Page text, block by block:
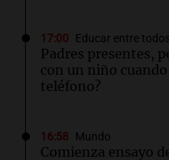
17:00 Educar entre todos
Padres presentes,
con un niño
teléfono?
16:58 Mundo
Comienza ensayo